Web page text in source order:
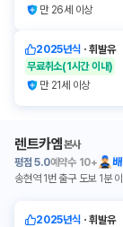
만 26세 이상
2025년식 ㆍ휘발유
무료취소(1시간 이내)
만 21세 이상
렌트카엠본사
평점 5.0예약수 10+
송현역 1번 출구 도보 1분
2025년식 ㆍ휘발유